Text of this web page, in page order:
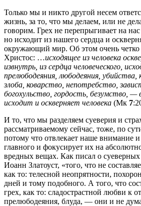
Только мы и никто другой несем
жизнь, за то, что мы делаем, или не
говорим. Грех не перепрыгивает на
но исходит из нашего сердца и
окружающий мир. Об этом очень четко
Христос: …исходящее из человека
извнутрь, из сердца человеческого,
прелюбодеяния, любодеяния,
злоба, коварство, непотребство,
богохульство, гордость, безумство, —
исходит и оскверняет человека (Мк 7
И то, что мы разделяем суеверия и
рассматриваемому сейчас, тоже, по
потому что отвлекает наше внимание
главного и фокусирует их на
вредных вещах. Как писал о суеверных
Иоанн Златоуст, «того, что не
как то: телесной неопрятности,
дней и тому подобного. А того, что
грех, как то: сладострастной любви к
прелюбодеяния, блуда, — они и не